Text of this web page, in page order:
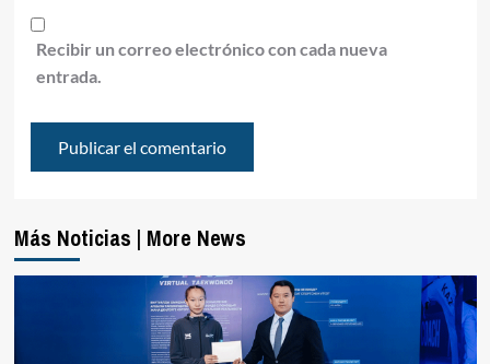
Recibir un correo electrónico con cada nueva
entrada.
Más Noticias | More News